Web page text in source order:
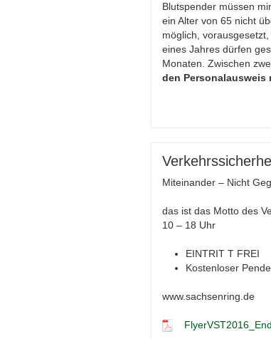
Blutspender müssen
ein Alter von 65 nicht
möglich,
eines Jahres dürfen
Monaten. Zwischen
den Personalausweis
Miteinander – Nicht
das ist das Motto des
10 – 18 Uhr
EINTRIT T FREI
Kostenloser
www.sachsenring.de